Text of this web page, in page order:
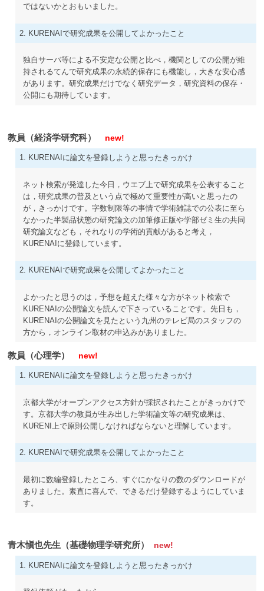
ではないかとおもいました。
2. KURENAIで研究成果を公開してよかったこと
独自サーバ等による不安定な公開と比べ，機関としての公開が維
持されるてんで研究成果の永続的保存にも機能し，大きな安心感
があります。研究成果だけでなく研究データ，研究資料の保存・
公開にも期待しています。
教員（経済学研究科） new!
1. KURENAIに論文を登録しようと思ったきっかけ
ネット検索が発達した今日，ウエブ上で研究成果を公表すること
は，研究成果の普及という点で極めて重要性が高いと思ったの
が，きっかけです。字数制限等の事情で学術雑誌での公表に至ら
なかった半製品状態の研究論文の加筆修正版や学部ゼミ生の共同
研究論文なども，それなりの学術的貢献があると考え，
KURENAIに登録しています。
2. KURENAIで研究成果を公開してよかったこと
よかったと思うのは，予想を超えた様々な方がネット検索で
KURENAIの公開論文を読んで下さっていることです。先日も，
KURENAIの公開論文を見たという九州のテレビ局のスタッフの
方から，オンライン取材の申込みがありました。
教員（心理学） new!
1. KURENAIに論文を登録しようと思ったきっかけ
京都大学がオープンアクセス方針が採択されたことがきっかけで
す。京都大学の教員が生み出した学術論文等の研究成果は、
KURENI上で原則公開しなければならないと理解しています。
2. KURENAIで研究成果を公開してよかったこと
最初に数編登録したところ、すぐにかなりの数のダウンロードが
ありました。素直に喜んで、できるだけ登録するようにしていま
す。
青木愼也先生（基礎物理学研究所） new!
1. KURENAIに論文を登録しようと思ったきっかけ